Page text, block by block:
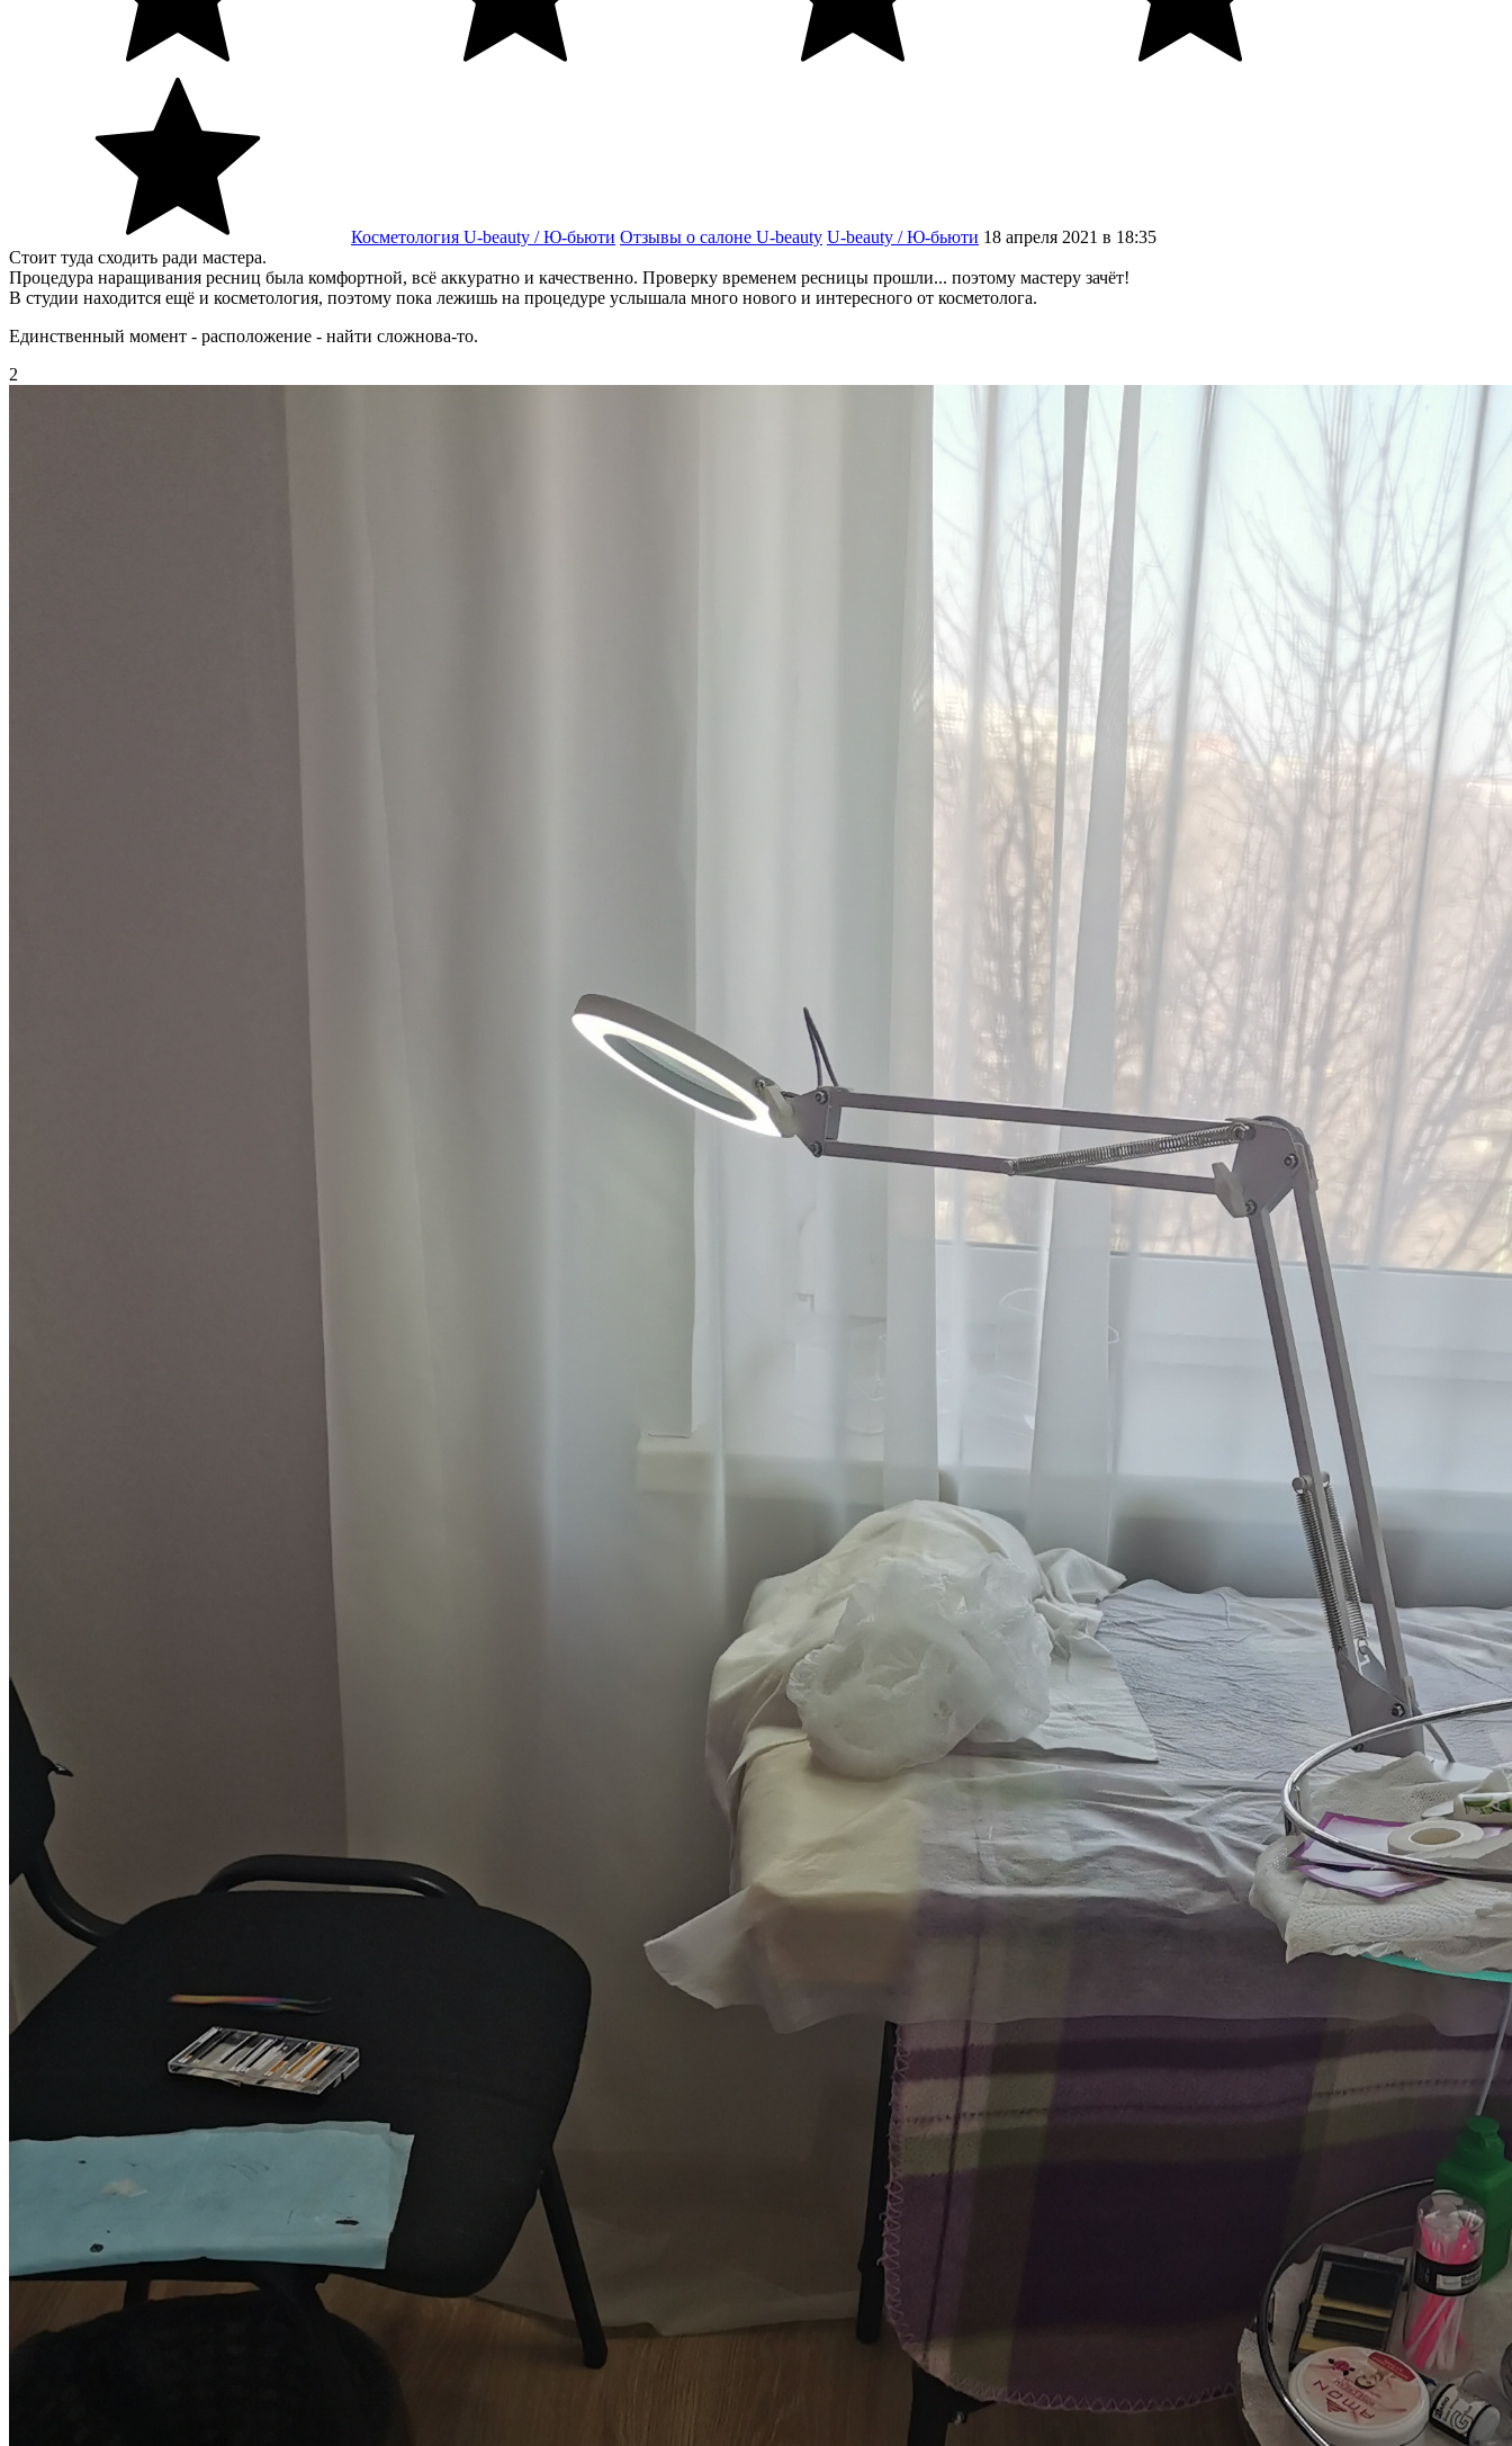
Косметология U-beauty / Ю-бьюти Отзывы о салоне U-beauty U-beauty / Ю-бьюти 18 апреля 2021 в 18:35
Стоит туда сходить ради мастера.
Процедура наращивания ресниц была комфортной, всё аккуратно и качественно. Проверку временем ресницы прошли... поэтому мастеру зачёт!
В студии находится ещё и косметология, поэтому пока лежишь на процедуре услышала много нового и интересного от косметолога.
Единственный момент - расположение - найти сложнова-то.
2